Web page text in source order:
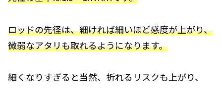
ロッドの先径は、細ければ細いほど感度が上がり、
微弱なアタリも取れるようになります。
細くなりすぎると当然、折れるリスクも上がり、